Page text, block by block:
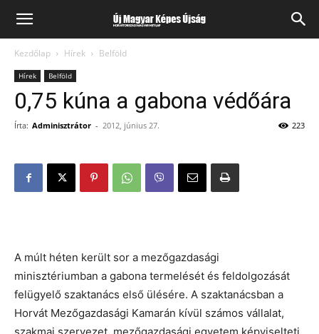
Kezdőlap Hírek Belföld
Hírek Belföld
0,75 kúna a gabona védőára
Írta: Adminisztrátor - 2012, június 27. 223
A múlt héten került sor a mezőgazdasági
minisztériumban a gabona termelését és feldolgozását
felügyelő szaktanács első ülésére. A szaktanácsban a
Horvát Mezőgazdasági Kamarán kívül számos vállalat,